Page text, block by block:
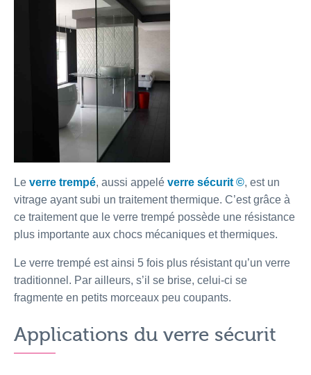
Le verre trempé, aussi appelé verre sécurit ©, est un
vitrage ayant subi un traitement thermique. C’est grâce à
ce traitement que le verre trempé possède une résistance
plus importante aux chocs mécaniques et thermiques.
Le verre trempé est ainsi 5 fois plus résistant qu’un verre
traditionnel. Par ailleurs, s’il se brise, celui-ci se
fragmente en petits morceaux peu coupants.
Applications du verre sécurit